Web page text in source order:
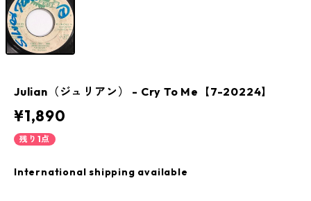
Julian（ジュリアン） - Cry To Me【7-20224】
¥1,890
残り1点
International shipping available